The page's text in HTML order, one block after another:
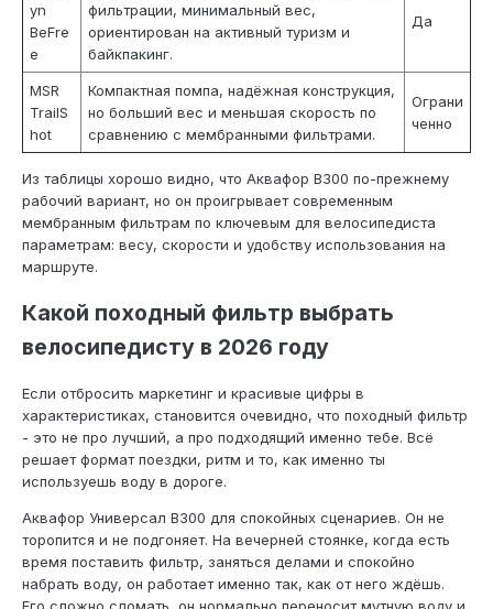
yn
BeFre
e
фильтрации, минимальный вес,
ориентирован на активный туризм и
байкпакинг.
Да
MSR
TrailS
hot
Компактная помпа, надёжная конструкция,
но больший вес и меньшая скорость по
сравнению с мембранными фильтрами.
Ограни
ченно
Из таблицы хорошо видно, что Аквафор В300 по-прежнему
рабочий вариант, но он проигрывает современным
мембранным фильтрам по ключевым для велосипедиста
параметрам: весу, скорости и удобству использования на
маршруте.
Какой походный фильтр выбрать
велосипедисту в 2026 году
Если отбросить маркетинг и красивые цифры в
характеристиках, становится очевидно, что походный фильтр
- это не про лучший, а про подходящий именно тебе. Всё
решает формат поездки, ритм и то, как именно ты
используешь воду в дороге.
Аквафор Универсал В300 для спокойных сценариев. Он не
торопится и не подгоняет. На вечерней стоянке, когда есть
время поставить фильтр, заняться делами и спокойно
набрать воду, он работает именно так, как от него ждёшь.
Его сложно сломать, он нормально переносит мутную воду и